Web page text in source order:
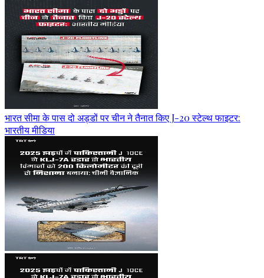
भारत सीमा के पास दो अड्डों पर चीन ने तैनात किए J-20 स्टेल्थ फाइटर:
भारतीय मीडिया